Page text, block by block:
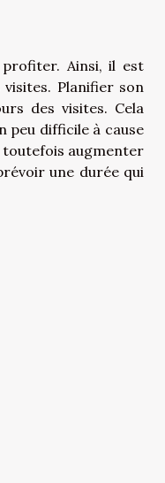
Ainsi, il est
Planifier son
des visites. Cela
peu difficile à cause
augmenter
une durée qui